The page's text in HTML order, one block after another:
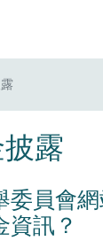
披露
委員會
資訊？